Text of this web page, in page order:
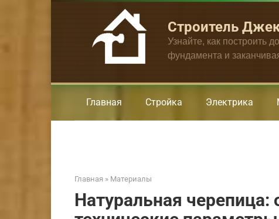
Строитель
Узнайте, как построить
фундамента и
Главная Стройка Электрика
Главная » Материалы
Натуральная